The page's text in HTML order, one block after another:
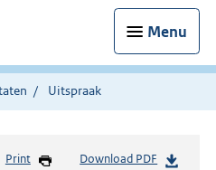
Menu
Uitspraak
Print Download PDF